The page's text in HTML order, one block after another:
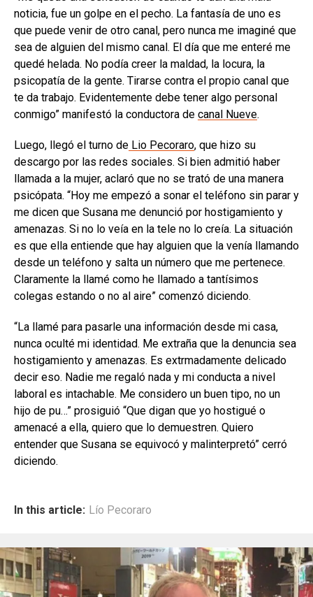
noticia, fue un golpe en el pecho. La fantasía de uno es
que puede venir de otro canal, pero nunca me imaginé que
sea de alguien del mismo canal. El día que me enteré me
quedé helada. No podía creer la maldad, la locura, la
psicopatía de la gente. Tirarse contra el propio canal que
te da trabajo. Evidentemente debe tener algo personal
conmigo” manifestó la conductora de canal Nueve.
Luego, llegó el turno de Lio Pecoraro, que hizo su
descargo por las redes sociales. Si bien admitió haber
llamada a la mujer, aclaró que no se trató de una manera
psicópata. “Hoy me empezó a sonar el teléfono sin parar y
me dicen que Susana me denunció por hostigamiento y
amenazas. Si no lo veía en la tele no lo creía. La situación
es que ella entiende que hay alguien que la venía llamando
desde un teléfono y salta un número que me pertenece.
Claramente la llamé como he llamado a tantísimos
colegas estando o no al aire” comenzó diciendo.
“La llamé para pasarle una información desde mi casa,
nunca oculté mi identidad. Me extraña que la denuncia sea
hostigamiento y amenazas. Es extrmadamente delicado
decir eso. Nadie me regaló nada y mi conducta a nivel
laboral es intachable. Me considero un buen tipo, no un
hijo de pu…” prosiguió “Que digan que yo hostigué o
amenacé a ella, quiero que lo demuestren. Quiero
entender que Susana se equivocó y malinterpretó” cerró
diciendo.
In this article: Lío Pecoraro